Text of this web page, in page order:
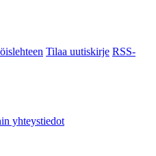
Tilaa uutiskirje RSS-
yhteystiedot